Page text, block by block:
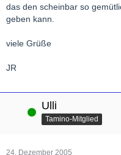
das den scheinbar so
geben kann.
viele Grüße
JR
Online Ulli
Tamino-Mitglied
24. Dezember 2005